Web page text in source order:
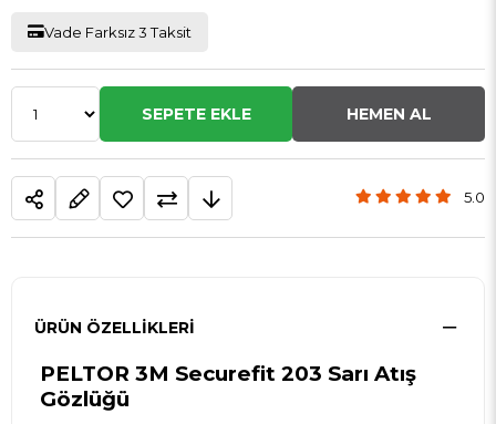
Vade Farksız 3 Taksit
5.0
ÜRÜN ÖZELLIKLERI
PELTOR 3M Securefit 203 Sarı Atış
Gözlüğü